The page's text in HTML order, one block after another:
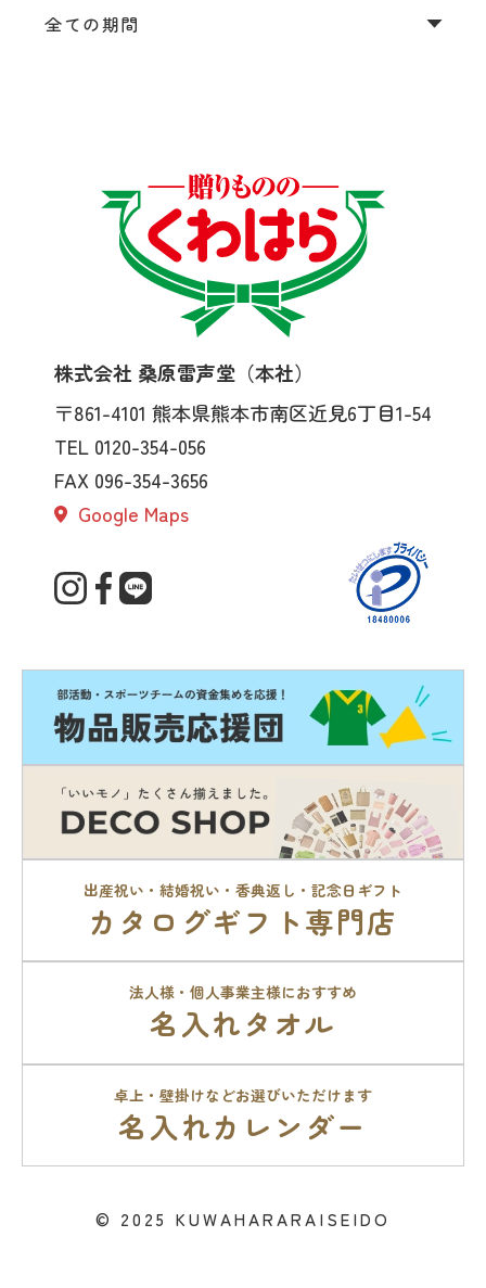
株式会社 桑原雷声堂（本社）
〒861-4101 熊本県熊本市南区近見6丁目1-54
TEL 0120-354-056
FAX 096-354-3656
Google Maps
出産祝い・結婚祝い・香典返し・記念日ギフト
カタログギフト専門店
法人様・個人事業主様におすすめ
名入れタオル
卓上・壁掛けなどお選びいただけます
名入れカレンダー
© 2025 KUWAHARARAISEIDO